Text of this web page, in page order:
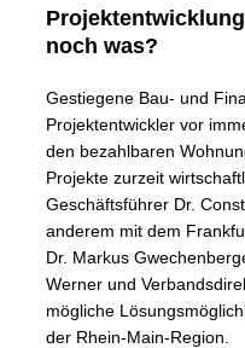
noch was?
Gestiegene Bau- und
Projektentwickler vor
den bezahlbaren
Projekte zurzeit
Geschäftsführer Dr.
anderem mit dem
Dr. Markus
Werner und
mögliche
der Rhein-Main-Region.